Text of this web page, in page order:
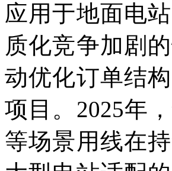
应用于地面电
质化竞争加剧
动优化订单结
项目。2025年
等场景用线在